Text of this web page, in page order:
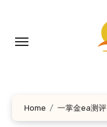
Home 一掌金ea测